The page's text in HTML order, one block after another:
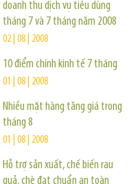
doanh thu dịch vụ tiêu dùng
tháng 7 và 7 tháng năm 2008
02 | 08 | 2008
10 điểm chính kinh tế 7 tháng
01 | 08 | 2008
Nhiều mặt hàng tăng giá trong
tháng 8
01 | 08 | 2008
Hỗ trợ sản xuất, chế biến rau
quả, chè đạt chuẩn an toàn